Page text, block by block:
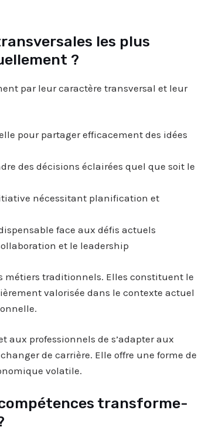
les plus
?
par leur caractère transversal et leur
pour partager efficacement des idées
des décisions éclairées quel que soit le
nécessitant planification et
face aux défis actuels
et le leadership
métiers traditionnels. Elles constituent le
valorisée dans le contexte actuel
aux professionnels de s’adapter aux
de carrière. Elle offre une forme de
volatile.
transforme-